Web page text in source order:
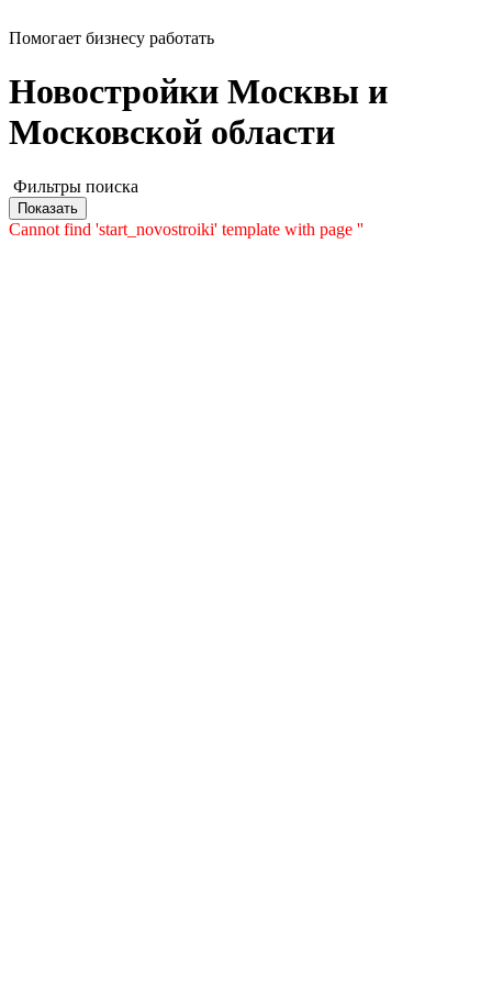
Помогает бизнесу работать
Новостройки Москвы и
Московской области
Фильтры поиска
Показать
Cannot find 'start_novostroiki' template with page ''